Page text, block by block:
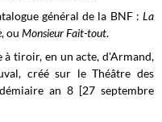
général de la BNF : La
, ou Monsieur Fait-tout.
à tiroir, en un acte, d'Armand,
créé sur le Théâtre des
an 8 [27 septembre